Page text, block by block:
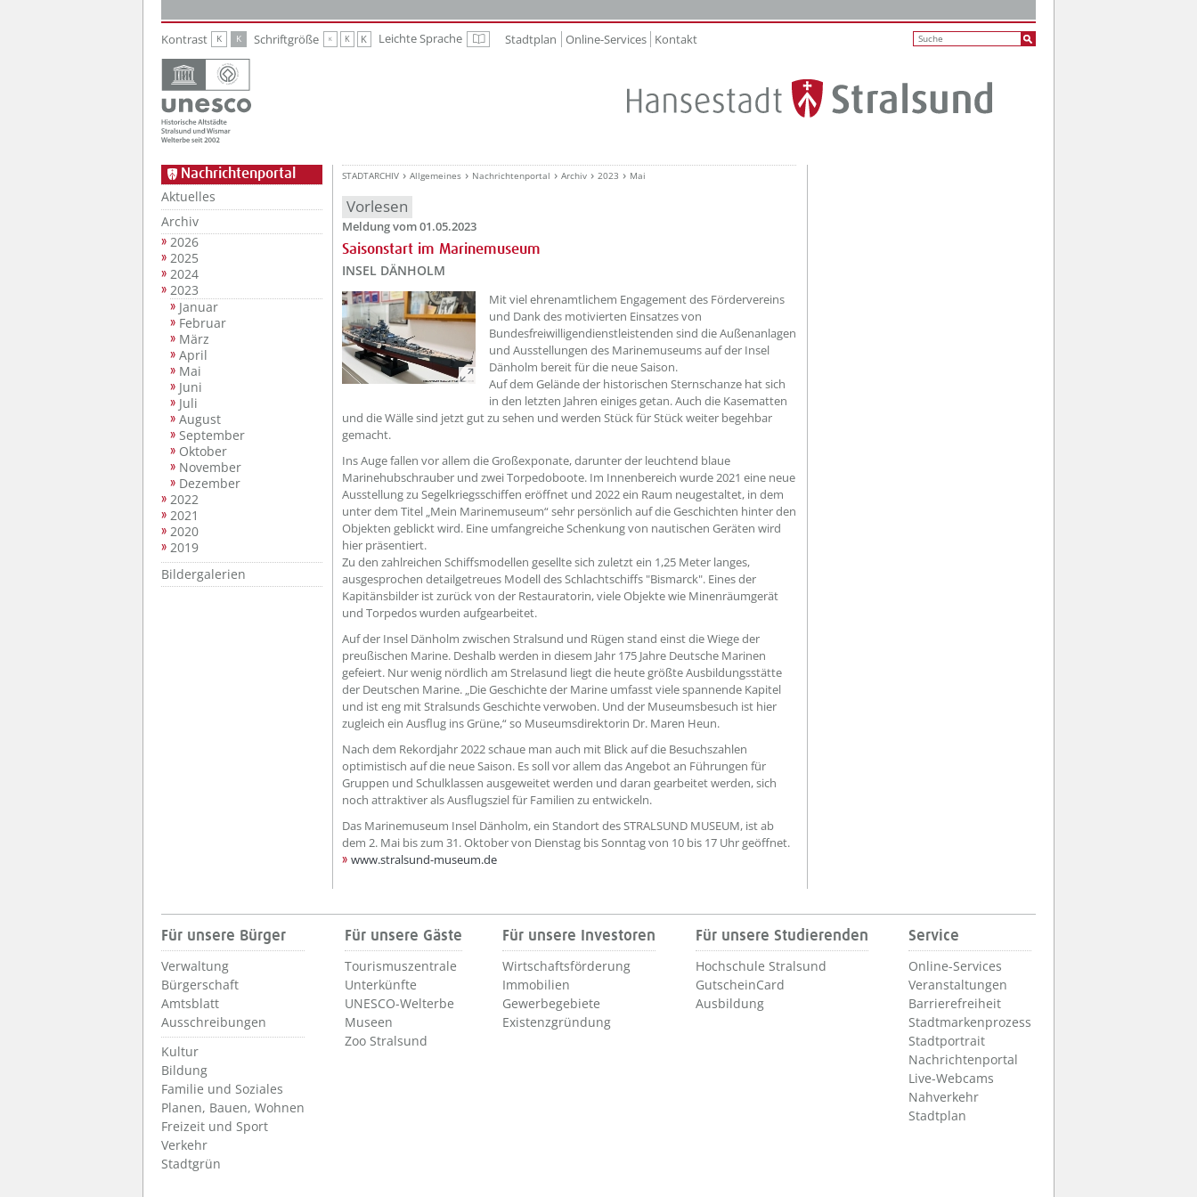
Kontrast K K Schriftgröße K K K Leichte Sprache Leichte Sprache
Stadtplan Online-Services Kontakt
Nachrichtenportal
Aktuelles
Archiv
2026
2025
2024
2023
Januar
Februar
März
April
Mai
Juni
Juli
August
September
Oktober
November
Dezember
2022
2021
2020
2019
Bildergalerien
STADTARCHIV Allgemeines Nachrichtenportal Archiv 2023 Mai
Vorlesen
Meldung vom 01.05.2023
Saisonstart im Marinemuseum
INSEL DÄNHOLM
??? absaetzeOben[1]/titel ???
Mit viel ehrenamtlichem Engagement des Fördervereins
und Dank des motivierten Einsatzes von
Bundesfreiwilligendienstleistenden sind die Außenanlagen
und Ausstellungen des Marinemuseums auf der Insel
Dänholm bereit für die neue Saison.
Auf dem Gelände der historischen Sternschanze hat sich
in den letzten Jahren einiges getan. Auch die Kasematten
und die Wälle sind jetzt gut zu sehen und werden Stück für Stück weiter begehbar
gemacht.
Ins Auge fallen vor allem die Großexponate, darunter der leuchtend blaue
Marinehubschrauber und zwei Torpedoboote. Im Innenbereich wurde 2021 eine neue
Ausstellung zu Segelkriegsschiffen eröffnet und 2022 ein Raum neugestaltet, in dem
unter dem Titel „Mein Marinemuseum“ sehr persönlich auf die Geschichten hinter den
Objekten geblickt wird. Eine umfangreiche Schenkung von nautischen Geräten wird
hier präsentiert.
Zu den zahlreichen Schiffsmodellen gesellte sich zuletzt ein 1,25 Meter langes,
ausgesprochen detailgetreues Modell des Schlachtschiffs "Bismarck". Eines der
Kapitänsbilder ist zurück von der Restauratorin, viele Objekte wie Minenräumgerät
und Torpedos wurden aufgearbeitet.
Auf der Insel Dänholm zwischen Stralsund und Rügen stand einst die Wiege der
preußischen Marine. Deshalb werden in diesem Jahr 175 Jahre Deutsche Marinen
gefeiert. Nur wenig nördlich am Strelasund liegt die heute größte Ausbildungsstätte
der Deutschen Marine. „Die Geschichte der Marine umfasst viele spannende Kapitel
und ist eng mit Stralsunds Geschichte verwoben. Und der Museumsbesuch ist hier
zugleich ein Ausflug ins Grüne,“ so Museumsdirektorin Dr. Maren Heun.
Nach dem Rekordjahr 2022 schaue man auch mit Blick auf die Besuchszahlen
optimistisch auf die neue Saison. Es soll vor allem das Angebot an Führungen für
Gruppen und Schulklassen ausgeweitet werden und daran gearbeitet werden, sich
noch attraktiver als Ausflugsziel für Familien zu entwickeln.
Das Marinemuseum Insel Dänholm, ein Standort des STRALSUND MUSEUM, ist ab
dem 2. Mai bis zum 31. Oktober von Dienstag bis Sonntag von 10 bis 17 Uhr geöffnet.
www.stralsund-museum.de
Für unsere Bürger
Verwaltung
Bürgerschaft
Amtsblatt
Ausschreibungen
Kultur
Bildung
Familie und Soziales
Planen, Bauen, Wohnen
Freizeit und Sport
Verkehr
Stadtgrün
Für unsere Gäste
Tourismuszentrale
Unterkünfte
UNESCO-Welterbe
Museen
Zoo Stralsund
Für unsere Investoren
Wirtschaftsförderung
Immobilien
Gewerbegebiete
Existenzgründung
Für unsere Studierenden
Hochschule Stralsund
GutscheinCard
Ausbildung
Service
Online-Services
Veranstaltungen
Barrierefreiheit
Stadtmarkenprozess
Stadtportrait
Nachrichtenportal
Live-Webcams
Nahverkehr
Stadtplan